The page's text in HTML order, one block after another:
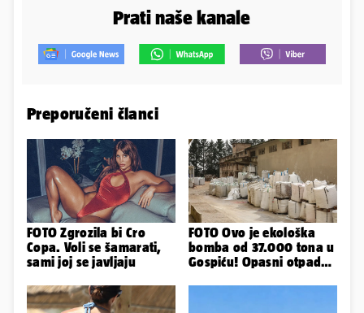
Prati naše kanale
Preporučeni članci
FOTO Zgrozila bi Cro
Copa. Voli se šamarati,
sami joj se javljaju
FOTO Ovo je ekološka
bomba od 37.000 tona u
Gospiću! Opasni otpad